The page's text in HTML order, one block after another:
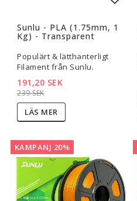
Sunlu - PLA (1.75mm, 1
Kg) - Transparent
Populärt & lätthanterligt
Filament från Sunlu.
239 SEK
191,20 SEK
LÄS MER
KAMPANJ 20%